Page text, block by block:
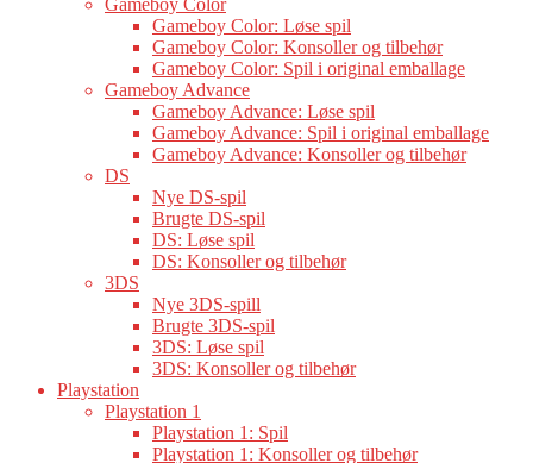
Gameboy Color
Gameboy Color: Løse spil
Gameboy Color: Konsoller og tilbehør
Gameboy Color: Spil i original emballage
Gameboy Advance
Gameboy Advance: Løse spil
Gameboy Advance: Spil i original emballage
Gameboy Advance: Konsoller og tilbehør
DS
Nye DS-spil
Brugte DS-spil
DS: Løse spil
DS: Konsoller og tilbehør
3DS
Nye 3DS-spill
Brugte 3DS-spil
3DS: Løse spil
3DS: Konsoller og tilbehør
Playstation
Playstation 1
Playstation 1: Spil
Playstation 1: Konsoller og tilbehør